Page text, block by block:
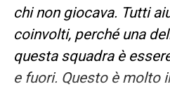
chi non giocava. Tutti
coinvolti, perché una
questa squadra è
e fuori. Questo è molto